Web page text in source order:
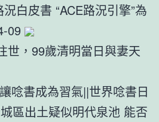
白皮書 “ACE路況引擎”為
09
世，99歲清明當日與妻天
唸書成為習氣||世界唸書日
區出土疑似明代泉池 能否